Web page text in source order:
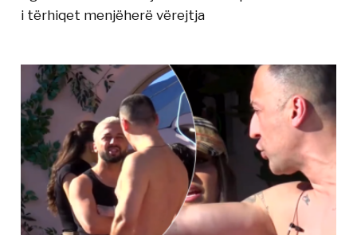
i tërhiqet menjëherë vërejtja